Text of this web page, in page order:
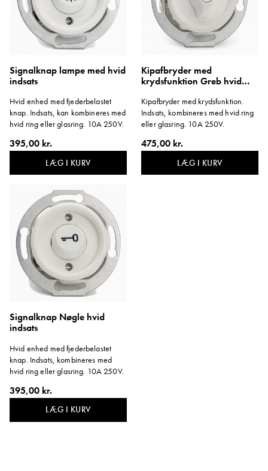
Signalknap lampe med hvid
indsats
Hvid enhed med fjederbelastet
knap. Indsats, kan kombineres med
hvid ring eller glasring. 10A 250V.
395,00 kr.
LÆG I KURV
Kipafbryder med
krydsfunktion Greb hvid
Kipafbryder med krydsfunktion.
Indsats, kombineres med hvid ring
eller glasring. 10A 250V.
475,00 kr.
LÆG I KURV
Signalknap Nøgle hvid
indsats
Hvid enhed med fjederbelastet
knap. Indsats, kombineres med
hvid ring eller glasring. 10A 250V.
395,00 kr.
LÆG I KURV